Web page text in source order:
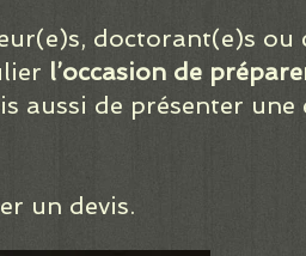
doctorant(e)s ou
l’occasion de
aussi de présenter
un devis.